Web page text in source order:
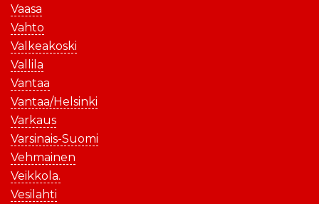
Vaasa
Vahto
Valkeakoski
Vallila
Vantaa
Vantaa/Helsinki
Varkaus
Varsinais-Suomi
Vehmainen
Veikkola.
Vesilahti